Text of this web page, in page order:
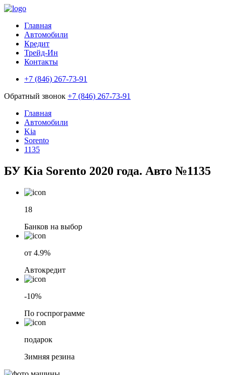
Главная
Автомобили
Кредит
Трейд-Ин
Контакты
+7 (846) 267-73-91
Обратный звонок +7 (846) 267-73-91
Главная
Автомобили
Kia
Sorento
1135
БУ Kia Sorento 2020 года. Авто №1135
18
Банков на выбор
от 4.9%
Автокредит
-10%
По госпрограмме
подарок
Зимняя резина